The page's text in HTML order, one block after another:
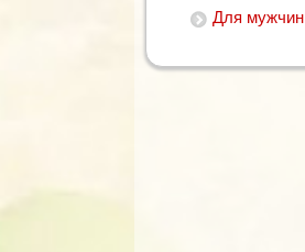
Для мужчин